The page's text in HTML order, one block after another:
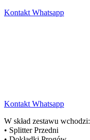
Kontakt Whatsapp
Kontakt Whatsapp
W skład zestawu wchodzi:
• Splitter Przedni